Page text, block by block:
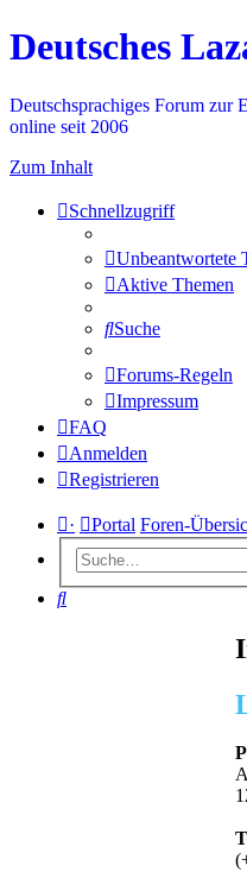
Deutsches
Deutschsprachiges Forum zur
online seit 2006
Zum Inhalt
Schnellzugriff
Unbeantwortete
Aktive Themen
Suche
Forums-Regeln
Impressum
FAQ
Anmelden
Registrieren
· Portal Foren-
Suche